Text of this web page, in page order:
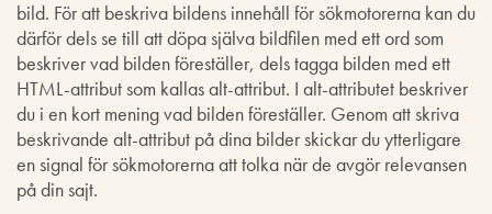
bild. För att beskriva bildens innehåll för sökmotorerna kan du
därför dels se till att döpa själva bildfilen med ett ord som
beskriver vad bilden föreställer, dels tagga bilden med ett
HTML-attribut som kallas alt-attribut. I alt-attributet beskriver
du i en kort mening vad bilden föreställer. Genom att skriva
beskrivande alt-attribut på dina bilder skickar du ytterligare
en signal för sökmotorerna att tolka när de avgör relevansen
på din sajt.